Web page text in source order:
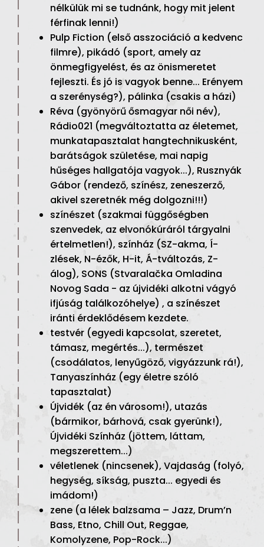
nélkülük mi se tudnánk, hogy mit jelent
férfinak lenni!)
Pulp Fiction (első asszociáció a kedvenc
filmre), pikádó (sport, amely az
önmegfigyelést, és az önismeretet
fejleszti. És jó is vagyok benne... Erényem
a szerénység?), pálinka (csakis a házi)
Réva (gyönyörű ősmagyar női név),
Rádio021 (megváltoztatta az életemet,
munkatapasztalat hangtechnikusként,
barátságok születése, mai napig
hűséges hallgatója vagyok...), Rusznyák
Gábor (rendező, színész, zeneszerző,
akivel szeretnék még dolgozni!!!)
színészet (szakmai függőségben
szenvedek, az elvonókúráról tárgyalni
értelmetlen!), színház (SZ-akma, Í-
zlések, N-ézők, H-it, Á-tváltozás, Z-
álog), SONS (Stvaralačka Omladina
Novog Sada - az újvidéki alkotni vágyó
ifjúság találkozóhelye) , a színészet
iránti érdeklődésem kezdete.
testvér (egyedi kapcsolat, szeretet,
támasz, megértés...), természet
(csodálatos, lenyűgöző, vigyázzunk rá!),
Tanyaszínház (egy életre szóló
tapasztalat)
Újvidék (az én városom!), utazás
(bármikor, bárhová, csak gyerünk!),
Újvidéki Színház (jöttem, láttam,
megszerettem...)
véletlenek (nincsenek), Vajdaság (folyó,
hegység, síkság, puszta... egyedi és
imádom!)
zene (a lélek balzsama – Jazz, Drum’n
Bass, Etno, Chill Out, Reggae,
Komolyzene, Pop-Rock...)